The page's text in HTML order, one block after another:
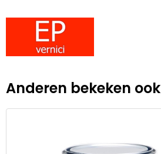
Anderen bekeken ook